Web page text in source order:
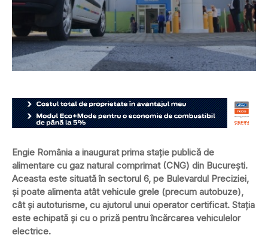
Engie România a inaugurat prima stație publică de
alimentare cu gaz natural comprimat (CNG) din București.
Aceasta este situată în sectorul 6, pe Bulevardul Preciziei,
și poate alimenta atât vehicule grele (precum autobuze),
cât și autoturisme, cu ajutorul unui operator certificat. Stația
este echipată și cu o priză pentru încărcarea vehiculelor
electrice.